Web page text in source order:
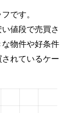
です。
値段で売買さ
物件や好条件
れているケー